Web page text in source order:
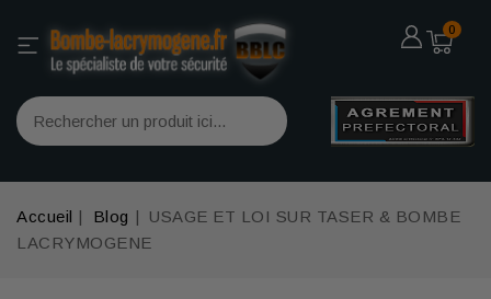
0
Accueil Blog
USAGE ET LOI SUR TASER & BOMBE
LACRYMOGENE